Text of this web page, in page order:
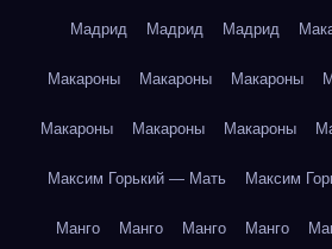
Мадрид Мадрид Мадрид
Макароны Макароны Макароны
Макароны Макароны Макароны
Максим Горький — Мать Максим
Манго Манго Манго Манго